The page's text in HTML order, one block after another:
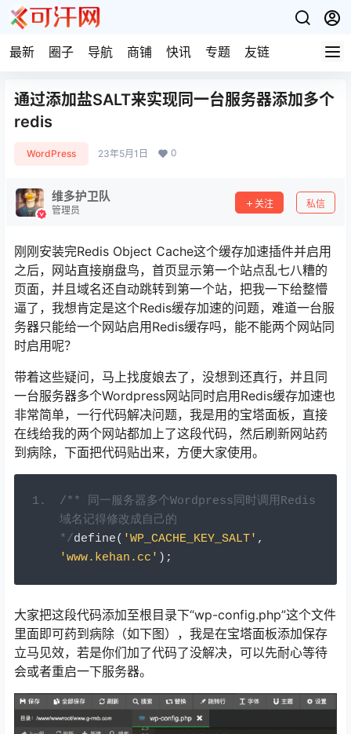
最新 圈子 导航 商铺 快讯 专题 友链
通过添加盐SALT来实现同一台服务器添加多个
redis
WordPress 23年5月1日 0
维多护卫队
管理员
关注 私信
刚刚安装完Redis Object Cache这个缓存加速插件并启用
之后，网站直接崩盘鸟，首页显示第一个站点乱七八糟的
页面，并且域名还自动跳转到第一个站，把我一下给整懵
逼了，我想肯定是这个Redis缓存加速的问题，难道一台服
务器只能给一个网站启用Redis缓存吗，能不能两个网站同
时启用呢？
带着这些疑问，马上找度娘去了，没想到还真行，并且同
一台服务器多个Wordpress网站同时启用Redis缓存加速也
非常简单，一行代码解决问题，我是用的宝塔面板，直接
在线给我的两个网站都加上了这段代码，然后刷新网站药
到病除，下面把代码贴出来，方便大家使用。
/** 同一服务器多个Wordpress同时调用Redis
域名记得修改成自己的
*/define( 'WP_CACHE_KEY_SALT' ,
'www.kehan.cc' );
大家把这段代码添加至根目录下“wp-config.php”这个文件
里面即可药到病除（如下图），我是在宝塔面板添加保存
立马见效，若是你们加了代码了没解决，可以先耐心等待
会或者重启一下服务器。